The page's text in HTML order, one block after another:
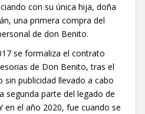
con su única hija, doña
una primera compra del
de don Benito.
se formaliza el contrato
de Don Benito, tras el
publicidad llevado a cabo
segunda parte del legado de
en el año 2020, fue cuando se